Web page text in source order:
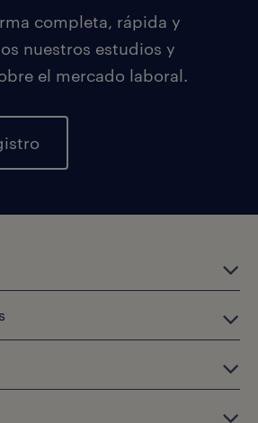
completa, rápida y
nuestros estudios y
el mercado laboral.